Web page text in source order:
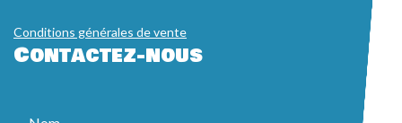
Conditions générales de vente
Contactez-nous